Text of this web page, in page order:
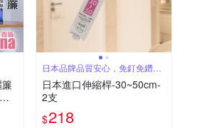
日本品牌品質安心，免釘免鑽孔
簡單安裝
日本進口伸縮桿-30~50cm-
2支
$218